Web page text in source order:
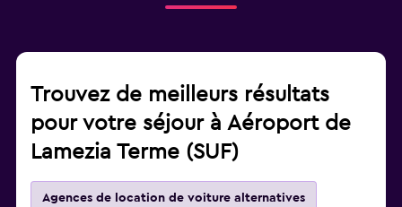
Trouvez de meilleurs résultats
pour votre séjour à Aéroport de
Lamezia Terme (SUF)
Agences de location de voiture alternatives